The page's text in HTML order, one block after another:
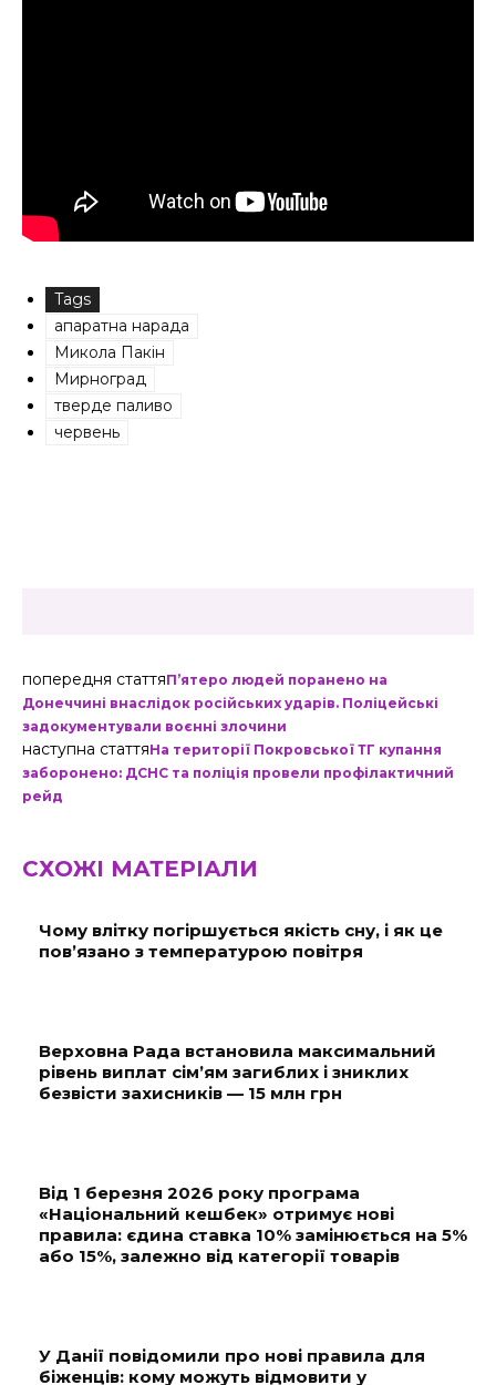
Tags
апаратна нарада
Микола Пакін
Мирноград
тверде паливо
червень
попередня статтяП’ятеро людей поранено на
Донеччині внаслідок російських ударів. Поліцейські
задокументували воєнні злочини
наступна статтяНа території Покровської ТГ купання
заборонено: ДСНС та поліція провели профілактичний
рейд
СХОЖІ МАТЕРІАЛИ
Чому влітку погіршується якість сну, і як це
пов’язано з температурою повітря
Верховна Рада встановила максимальний
рівень виплат сім’ям загиблих і зниклих
безвісти захисників — 15 млн грн
Від 1 березня 2026 року програма
«Національний кешбек» отримує нові
правила: єдина ставка 10% замінюється на 5%
або 15%, залежно від категорії товарів
У Данії повідомили про нові правила для
біженців: кому можуть відмовити у